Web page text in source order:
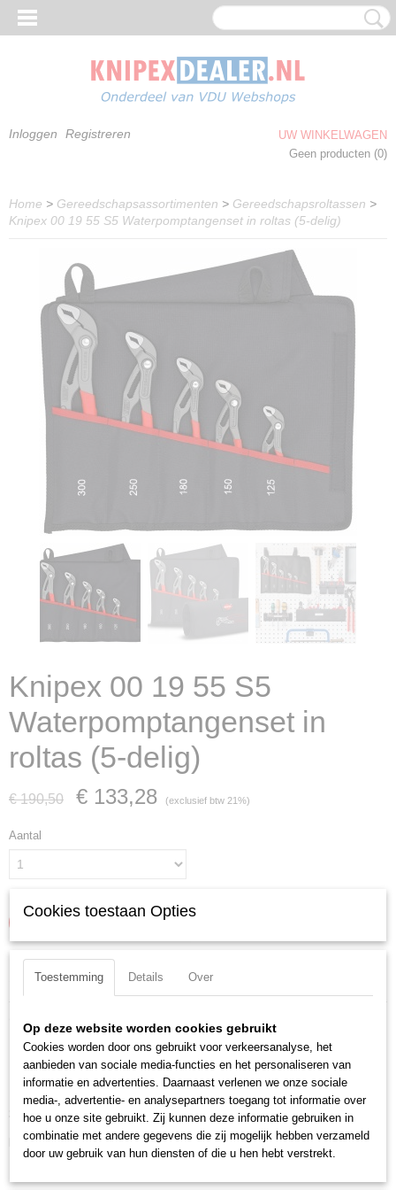
Inloggen Registreren
UW WINKELWAGEN
Geen producten (0)
Home > Gereedschapsassortimenten > Gereedschapsroltassen >
Knipex 00 19 55 S5 Waterpomptangenset in roltas (5-delig)
Knipex 00 19 55 S5
Waterpomptangenset in
roltas (5-delig)
€ 190,50 € 133,28 (exclusief btw 21%)
Aantal
IN WINKELWAGEN
Specificaties
00 19 55 S5
EAN code
4003773082613
Productcode leverancier
00 19 55 S5
Netto gewicht
1,58 Kg
1,58 Kg
Omschrijving
KNIPEX Cobra-Set
Hoogwaardige roltas van stevig polyester. Met klittenband. Gevuld met de
KNIPEX Cobra Hightech-waterpomptang in vijf lengten van 125 mm tot
300 mm. Afmetingen, geopend (L x H): 430 x 325 mm.
Downloads:
Cookies toestaan Opties
Toestemming Details Over
Op deze website worden cookies gebruikt
Cookies worden door ons gebruikt voor verkeersanalyse, het
aanbieden van sociale media-functies en het personaliseren van
informatie en advertenties. Daarnaast verlenen we onze sociale
media-, advertentie- en analysepartners toegang tot informatie over
hoe u onze site gebruikt. Zij kunnen deze informatie gebruiken in
combinatie met andere gegevens die zij mogelijk hebben verzameld
door uw gebruik van hun diensten of die u hen hebt verstrekt.